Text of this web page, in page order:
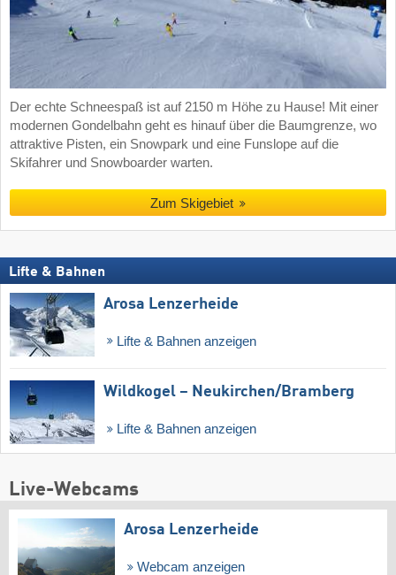
Der echte Schneespaß ist auf 2150 m Höhe zu Hause! Mit einer
modernen Gondelbahn geht es hinauf über die Baumgrenze, wo
attraktive Pisten, ein Snowpark und eine Funslope auf die
Skifahrer und Snowboarder warten.
Zum Skigebiet
Lifte & Bahnen
Arosa Lenzerheide
Lifte & Bahnen anzeigen
Wildkogel – Neukirchen/​Bramberg
Lifte & Bahnen anzeigen
Live-Webcams
Arosa Lenzerheide
Webcam anzeigen